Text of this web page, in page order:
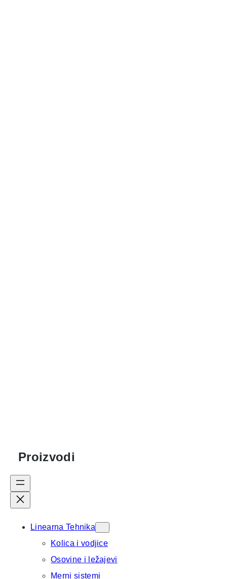
Proizvodi
Linearna Tehnika
Kolica i vodjice
Osovine i ležajevi
Merni sistemi